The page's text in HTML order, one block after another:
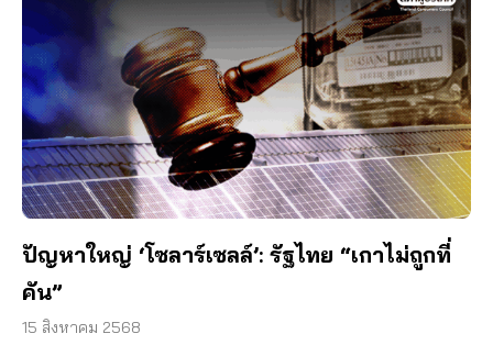
ปัญหาใหญ่ ‘โซลาร์เซลล์’: รัฐไทย “เกาไม่ถูกที่
คัน”
15 สิงหาคม 2568